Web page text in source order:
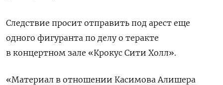
Следствие просит отправить под арест еще
одного фигуранта по делу о теракте
в концертном зале «Крокус Сити Холл».
«Материал в отношении Касимова Алишера